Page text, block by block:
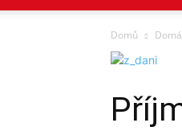
Domů